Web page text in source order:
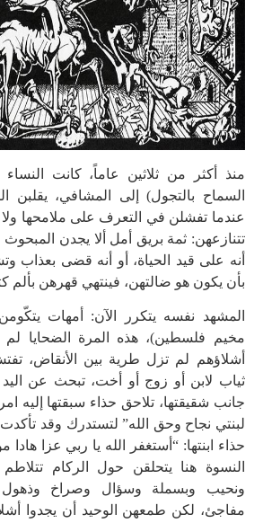
منذ أكثر من ثلاثين عاماً، كانت
السماح بالتجول) إلى المشافي، يقلبن
عندما تفشلن في التعرف على ملامحها
تتنازعهن: ثمة بريق أمل ألا يجدن
أنه على قيد الحياة، أو أنه قضى بعذاب
بأن يكون هو ضالتهن، فينتهي قهرهن بألم
المشهد نفسه يتكرر الآن: أمهات
مخيم فلسطين)، هذه المرة الضحايا لم
أشلاؤهم لم تزل طرية بين الأنقاض،
ثياب لابن أو زوج أو أخت، تبحث عن اليد
جانب شقيقتها، تلاحق حذاء سبقتها إليه
لبنتي نجاح وحق الله” لتستدرك وقد
حذاء ابنتها: “أستغفر الله يا ربي عزا
النسوة هنا يتحلقن حول الركام
ونحيب وبسملة وسؤال وصراخ
مفاجئ، لكن طمعهن الوحيد أن يجدوا